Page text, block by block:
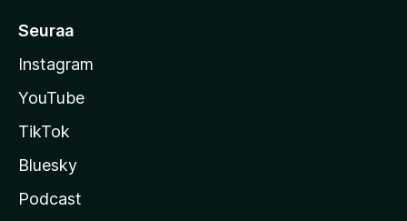
Seuraa
Instagram
YouTube
TikTok
Bluesky
Podcast